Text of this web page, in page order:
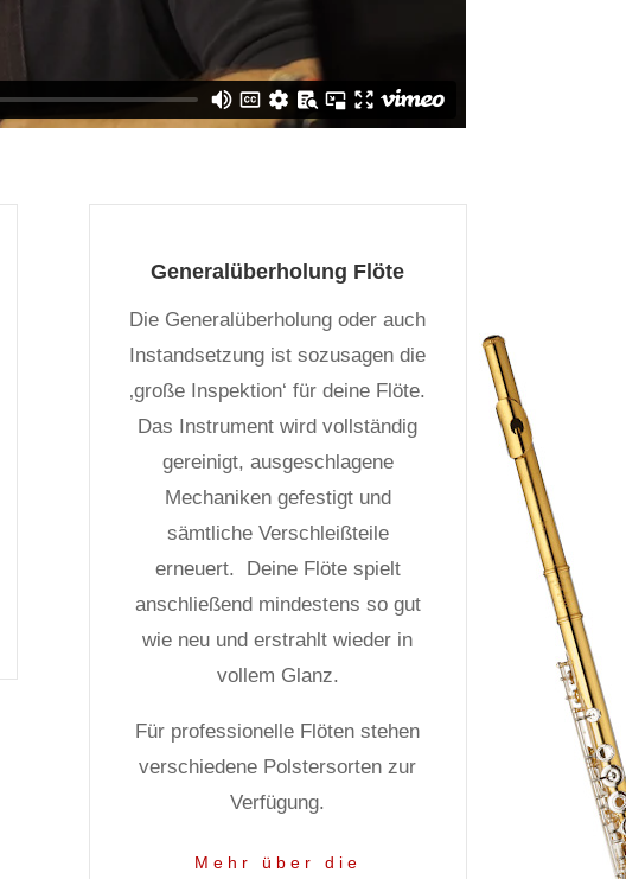
Generalüberholung Flöte
Die Generalüberholung oder auch
Instandsetzung ist sozusagen die
‚große Inspektion‘ für deine Flöte.
Das Instrument wird vollständig
gereinigt, ausgeschlagene
Mechaniken gefestigt und
sämtliche Verschleißteile
erneuert.
Deine Flöte spielt
anschließend mindestens so gut
wie neu und erstrahlt wieder in
vollem Glanz.
Für professionelle Flöten stehen
verschiedene Polstersorten zur
Verfügung.
Mehr über die